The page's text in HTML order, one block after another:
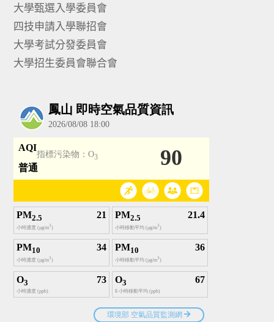
大學甄選入學委員會
四技申請入學聯招會
大學考試分發委員會
大學招生委員會聯合會